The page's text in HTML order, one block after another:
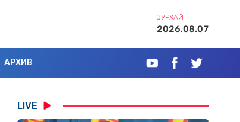
ЗУРХАЙ
2026.08.07
АРХИВ
LIVE